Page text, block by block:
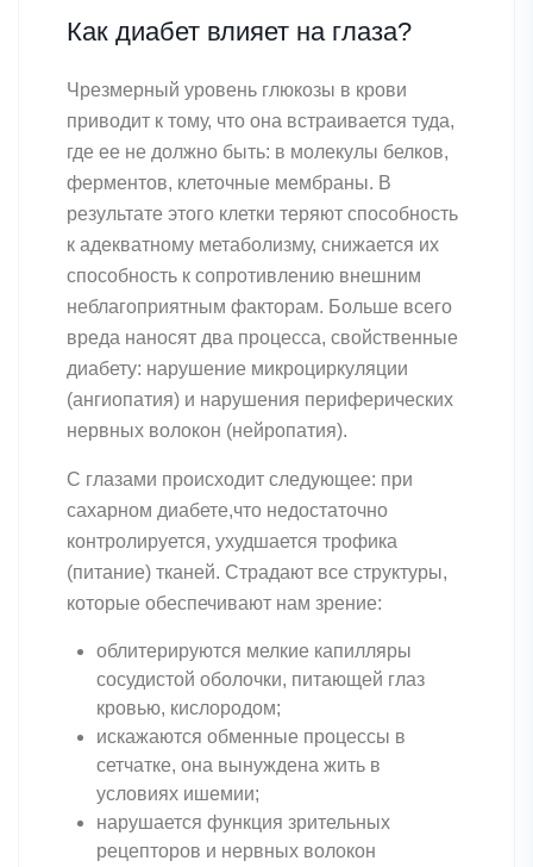
Как диабет влияет на глаза?
Чрезмерный уровень глюкозы в крови
приводит к тому, что она встраивается туда,
где ее не должно быть: в молекулы белков,
ферментов, клеточные мембраны. В
результате этого клетки теряют способность
к адекватному метаболизму, снижается их
способность к сопротивлению внешним
неблагоприятным факторам. Больше всего
вреда наносят два процесса, свойственные
диабету: нарушение микроциркуляции
(ангиопатия) и нарушения периферических
нервных волокон (нейропатия).
С глазами происходит следующее: при
сахарном диабете,что недостаточно
контролируется, ухудшается трофика
(питание) тканей. Страдают все структуры,
которые обеспечивают нам зрение:
облитерируются мелкие капилляры
сосудистой оболочки, питающей глаз
кровью, кислородом;
искажаются обменные процессы в
сетчатке, она вынуждена жить в
условиях ишемии;
нарушается функция зрительных
рецепторов и нервных волокон